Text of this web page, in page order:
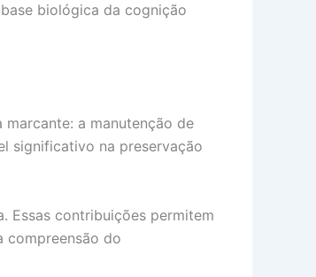
biológica da cognição
a manutenção de
significativo na preservação
Essas contribuições permitem
compreensão do